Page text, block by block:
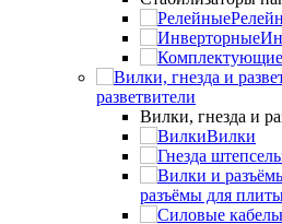
разветвители
Вилки, гнезда и
Вилки
разъёмы для